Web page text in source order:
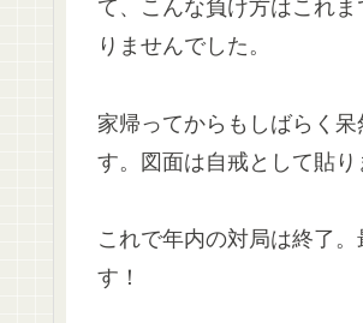
て、こんな負け方はこれ
りませんでした。
家帰ってからもしばらく
す。図面は自戒として貼り
これで年内の対局は終了
す！